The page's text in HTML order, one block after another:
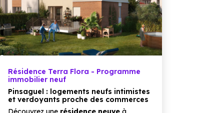
Résidence Terra Flora - Programme
immobilier neuf
Pinsaguel : logements neufs intimistes
et verdoyants proche des commerces